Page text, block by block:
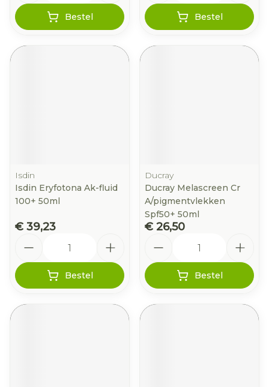
Bestel Bestel
Isdin
Isdin Eryfotona Ak-fluid
100+ 50ml
€ 39,23
Bestel
Ducray
Ducray Melascreen Cr
A/pigmentvlekken
Spf50+ 50ml
€ 26,50
Bestel